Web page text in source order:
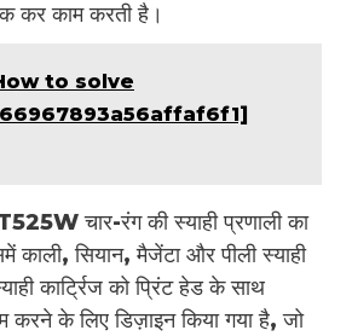
कर काम करती है।
to solve
चार-रंग की स्याही प्रणाली का
काली, सियान, मैजेंटा और पीली स्याही
कार्ट्रिज को प्रिंट हेड के साथ
के लिए डिज़ाइन किया गया है, जो